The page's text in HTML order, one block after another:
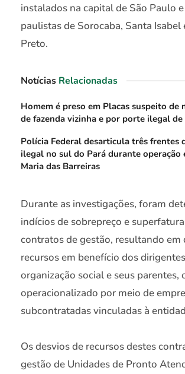
instalados na capital de São Paulo
paulistas de Sorocaba, Santa Isabel
Preto.
Notícias Relacionadas
Homem é preso em Placas suspeito de
de fazenda vizinha e por porte ilegal
Polícia Federal desarticula três frentes
ilegal no sul do Pará durante operação
Maria das Barreiras
Durante as investigações, foram
indícios de sobrepreço e
contratos de gestão, resultando em
recursos em benefício dos
organização social e seus parentes,
operacionalizado por meio de
subcontratadas vinculadas à
Os desvios de recursos destes
gestão de Unidades de Pronto